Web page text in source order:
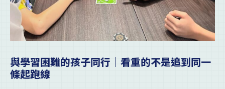
與學習困難的孩子同行｜看重的不是追到同一
條起跑線